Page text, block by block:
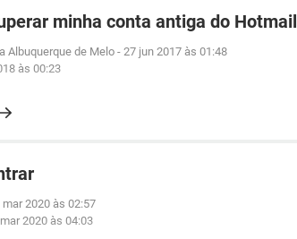
minha conta antiga do Hotmail
Albuquerque de Melo- 27 jun 2017 às 01:48
às 00:23
mar 2020 às 02:57
2020 às 04:03